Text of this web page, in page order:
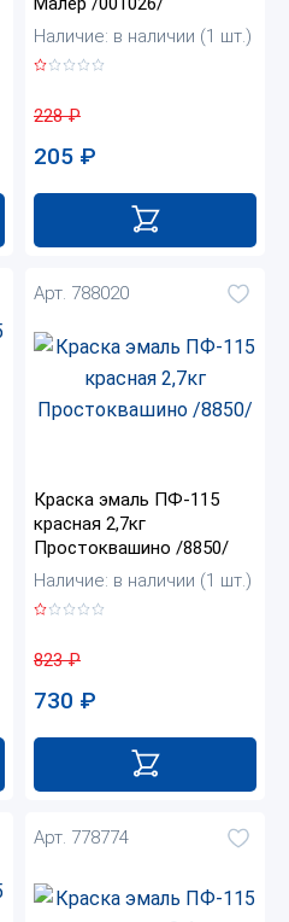
Наличие: в наличии (1 шт.)
228₽
205 ₽
Арт. 788020
Краска эмаль ПФ-115
красная 2,7кг
Простоквашино /8850/
Наличие: в наличии (1 шт.)
823₽
730 ₽
Арт. 778774